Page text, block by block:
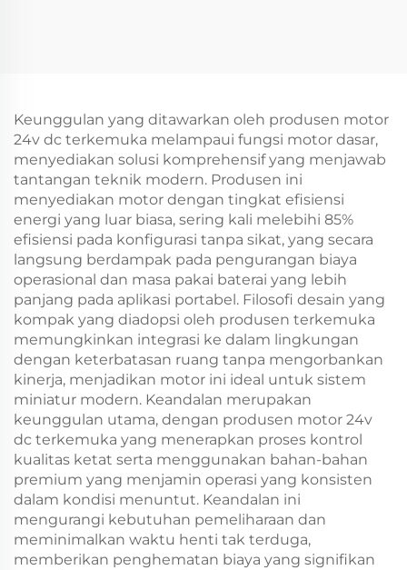
Keunggulan yang ditawarkan oleh produsen motor
24v dc terkemuka melampaui fungsi motor dasar,
menyediakan solusi komprehensif yang menjawab
tantangan teknik modern. Produsen ini
menyediakan motor dengan tingkat efisiensi
energi yang luar biasa, sering kali melebihi 85%
efisiensi pada konfigurasi tanpa sikat, yang secara
langsung berdampak pada pengurangan biaya
operasional dan masa pakai baterai yang lebih
panjang pada aplikasi portabel. Filosofi desain yang
kompak yang diadopsi oleh produsen terkemuka
memungkinkan integrasi ke dalam lingkungan
dengan keterbatasan ruang tanpa mengorbankan
kinerja, menjadikan motor ini ideal untuk sistem
miniatur modern. Keandalan merupakan
keunggulan utama, dengan produsen motor 24v
dc terkemuka yang menerapkan proses kontrol
kualitas ketat serta menggunakan bahan-bahan
premium yang menjamin operasi yang konsisten
dalam kondisi menuntut. Keandalan ini
mengurangi kebutuhan pemeliharaan dan
meminimalkan waktu henti tak terduga,
memberikan penghematan biaya yang signifikan